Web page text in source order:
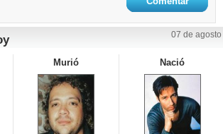
07 de agosto
Murió Nació